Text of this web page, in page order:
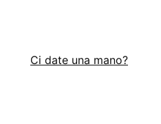
Ci date una mano?